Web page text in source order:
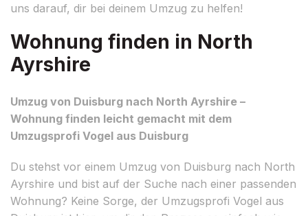
uns darauf, dir bei deinem Umzug zu helfen!
Wohnung finden in North
Ayrshire
Umzug von Duisburg nach North Ayrshire –
Wohnung finden leicht gemacht mit dem
Umzugsprofi Vogel aus Duisburg
Du stehst vor einem Umzug von Duisburg nach North
Ayrshire und bist auf der Suche nach einer passenden
Wohnung? Keine Sorge, der Umzugsprofi Vogel aus